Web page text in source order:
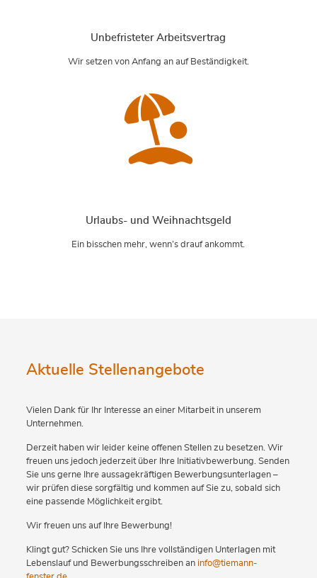
Unbefristeter Arbeitsvertrag
Wir setzen von Anfang an auf Beständigkeit.
Urlaubs- und Weihnachtsgeld
Ein bisschen mehr, wenn’s drauf ankommt.
Aktuelle Stellenangebote
Vielen Dank für Ihr Interesse an einer Mitarbeit in unserem
Unternehmen.
Derzeit haben wir leider keine offenen Stellen zu besetzen. Wir
freuen uns jedoch jederzeit über Ihre Initiativbewerbung. Senden
Sie uns gerne Ihre aussagekräftigen Bewerbungsunterlagen –
wir prüfen diese sorgfältig und kommen auf Sie zu, sobald sich
eine passende Möglichkeit ergibt.
Wir freuen uns auf Ihre Bewerbung!
Klingt gut? Schicken Sie uns Ihre vollständigen Unterlagen mit
Lebenslauf und Bewerbungsschreiben an info@tiemann-